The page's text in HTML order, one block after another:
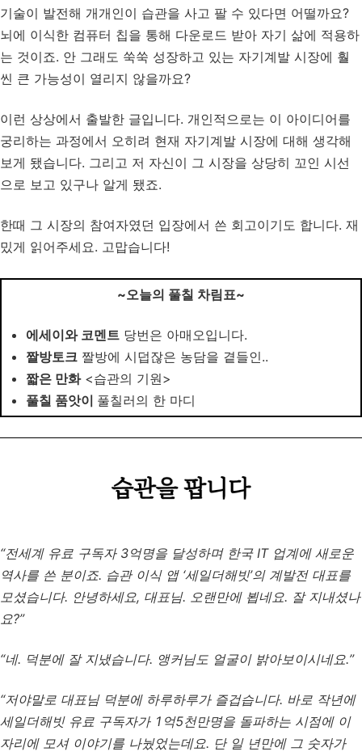
기술이 발전해 개개인이 습관을 사고 팔 수 있다면 어떨까요?
뇌에 이식한 컴퓨터 칩을 통해 다운로드 받아 자기 삶에 적용하
는 것이죠. 안 그래도 쑥쑥 성장하고 있는 자기계발 시장에 훨
씬 큰 가능성이 열리지 않을까요?
이런 상상에서 출발한 글입니다. 개인적으로는 이 아이디어를
궁리하는 과정에서 오히려 현재 자기계발 시장에 대해 생각해
보게 됐습니다. 그리고 저 자신이 그 시장을 상당히 꼬인 시선
으로 보고 있구나 알게 됐죠.
한때 그 시장의 참여자였던 입장에서 쓴 회고이기도 합니다. 재
밌게 읽어주세요. 고맙습니다!
~오늘의 풀칠 차림표~
에세이와 코멘트 당번은 아매오입니다.
짤방토크 짤방에 시덥잖은 농담을 곁들인..
짧은 만화 <습관의 기원>
풀칠 품앗이 풀칠러의 한 마디
“전세계 유료 구독자 3억명을 달성하며 한국 IT 업계에 새로운
역사를 쓴 분이죠. 습관 이식 앱 ‘세일더해빗’의 계발전 대표를
모셨습니다. 안녕하세요, 대표님. 오랜만에 뵙네요. 잘 지내셨나
요?”
“네. 덕분에 잘 지냈습니다. 앵커님도 얼굴이 밝아보이시네요.”
“저야말로 대표님 덕분에 하루하루가 즐겁습니다. 바로 작년에
세일더해빗 유료 구독자가 1억5천만명을 돌파하는 시점에 이
자리에 모셔 이야기를 나눴었는데요. 단 일 년만에 그 숫자가